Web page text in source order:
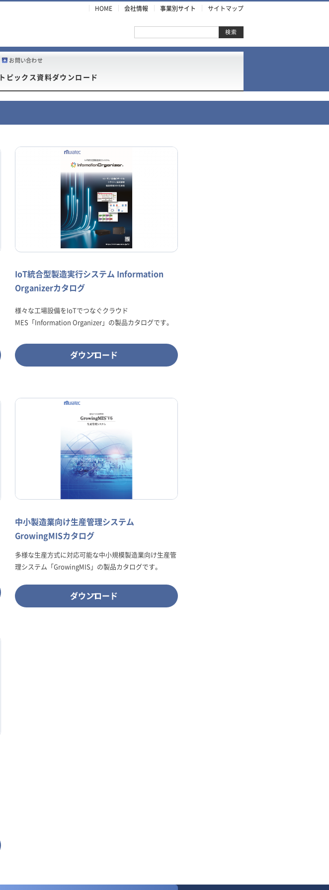
HOME 会社情報 事業別サイト サイトマップ
検索
トピックス資料ダウンロード
お問い合わせ
IoT統合型製造実行システム Information
Organizerカタログ
様々な工場設備をIoTでつなぐクラウド
MES「Information Organizer」の製品カタログです。
ダウンロード
中小製造業向け生産管理システム
GrowingMISカタログ
多様な生産方式に対応可能な中小規模製造業向け生産管
理システム「GrowingMIS」の製品カタログです。
ダウンロード